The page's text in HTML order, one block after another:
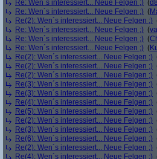
Re: Wen´s interessiert... Neue Felgen ;) (
Re: Wen´s interessiert... Neue Felgen ;) (
Re(2): Wen´s interessiert... Neue Felgen ;)
Re: Wen´s interessiert... Neue Felgen ;) (
Re: Wen´s interessiert... Neue Felgen ;) (
Re: Wen´s interessiert... Neue Felgen ;) (
Re(2): Wen´s interessiert... Neue Felgen ;)
Re(2): Wen´s interessiert... Neue Felgen ;)
Re(2): Wen´s interessiert... Neue Felgen ;)
Re(3): Wen´s interessiert... Neue Felgen ;)
Re(3): Wen´s interessiert... Neue Felgen ;)
Re(4): Wen´s interessiert... Neue Felgen ;)
Re(5): Wen´s interessiert... Neue Felgen ;)
Re(2): Wen´s interessiert... Neue Felgen ;)
Re(3): Wen´s interessiert... Neue Felgen ;)
Re(6): Wen´s interessiert... Neue Felgen ;)
Re(2): Wen´s interessiert... Neue Felgen ;)
Re(4): Wen´s interessiert... Neue Felgen ;)